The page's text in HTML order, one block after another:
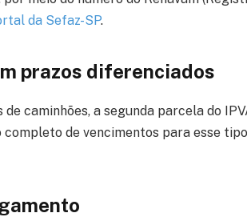
da Sefaz-SP.
prazos diferenciados
caminhões, a segunda parcela do
completo de vencimentos para esse